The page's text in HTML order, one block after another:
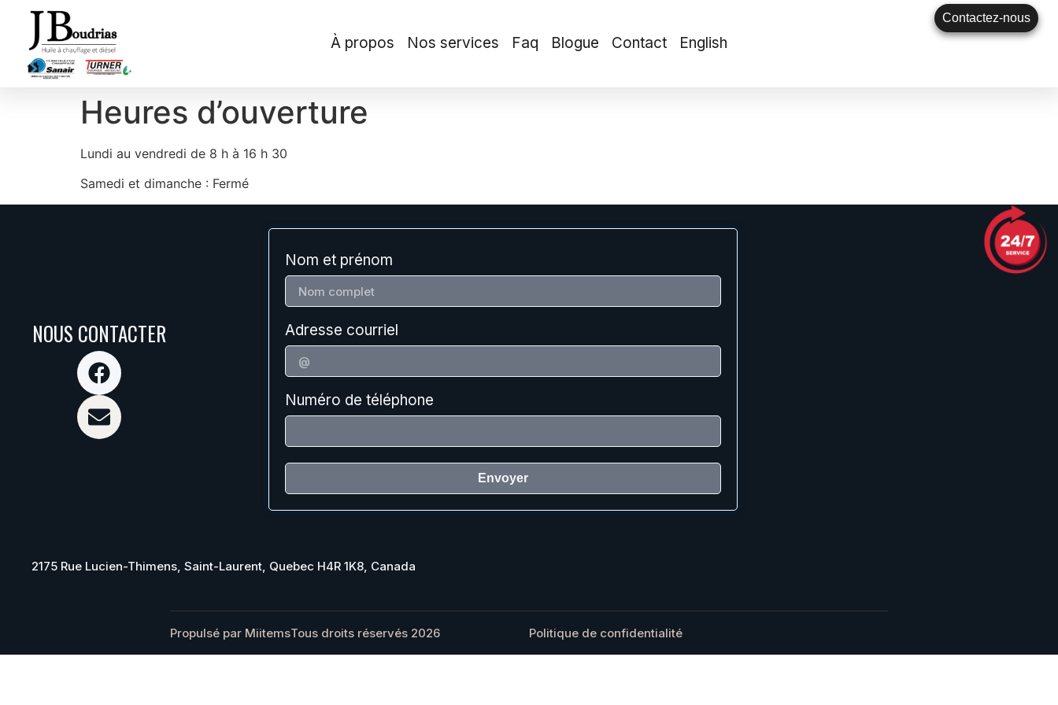
À propos Nos services Faq Blogue Contact English
Contactez-nous
Heures d’ouverture
Lundi au vendredi de 8 h à 16 h 30
Samedi et dimanche : Fermé
NOUS CONTACTER
Nom et prénom
Adresse courriel
Numéro de téléphone
Envoyer
2175 Rue Lucien-Thimens, Saint-Laurent, Quebec H4R 1K8, Canada
Propulsé par MiitemsTous droits réservés 2026 Politique de confidentialité